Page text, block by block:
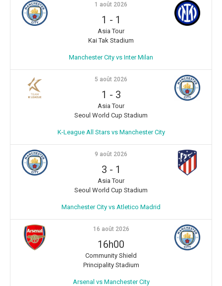
1 août 2026
1 - 1
Asia Tour
Kai Tak Stadium
Manchester City vs Inter Milan
5 août 2026
1 - 3
Asia Tour
Seoul World Cup Stadium
K-League All Stars vs Manchester City
9 août 2026
3 - 1
Asia Tour
Seoul World Cup Stadium
Manchester City vs Atletico Madrid
16 août 2026
16h00
Community Shield
Principality Stadium
Arsenal vs Manchester City